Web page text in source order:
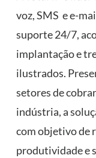
voz, SMS e e-
suporte 24/7,
implantação e
ilustrados.
setores de
indústria, a
com objetivo de
produtividade e